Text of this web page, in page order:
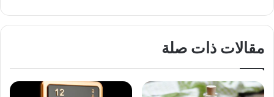
مقالات ذات صلة